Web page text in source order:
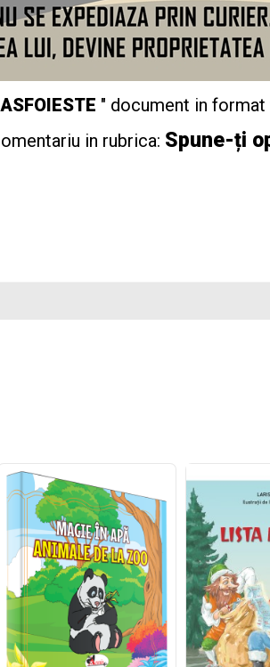
" document in
in rubrica: Spune-ți